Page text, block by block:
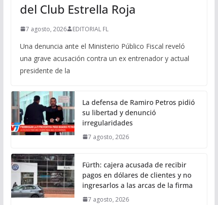
del Club Estrella Roja
7 agosto, 2026 EDITORIAL FL
Una denuncia ante el Ministerio Público Fiscal reveló
una grave acusación contra un ex entrenador y actual
presidente de la
La defensa de Ramiro Petros pidió
su libertad y denunció
irregularidades
7 agosto, 2026
Fürth: cajera acusada de recibir
pagos en dólares de clientes y no
ingresarlos a las arcas de la firma
7 agosto, 2026